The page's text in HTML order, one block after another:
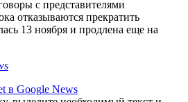
с представителями
отказываются прекратить
13 ноября и продлена еще на
в Google News